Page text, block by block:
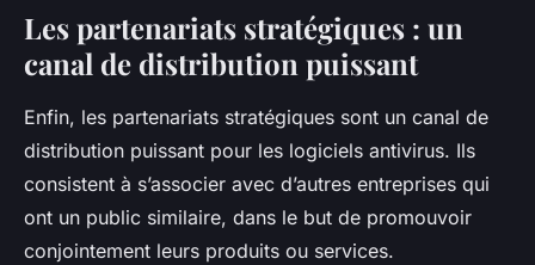
Les partenariats stratégiques : un
canal de distribution puissant
Enfin, les partenariats stratégiques sont un canal de
distribution puissant pour les logiciels antivirus. Ils
consistent à s’associer avec d’autres entreprises qui
ont un public similaire, dans le but de promouvoir
conjointement leurs produits ou services.